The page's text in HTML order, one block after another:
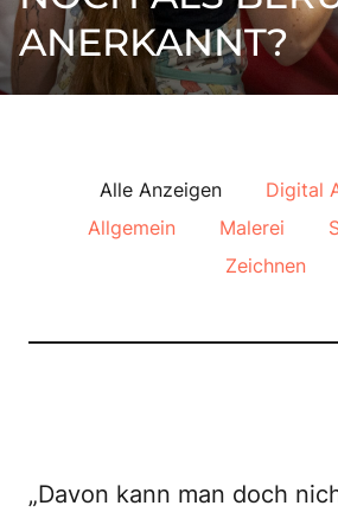
ANMELDUNG
GALERIE
KONTAKT
ANERKANNT?
Alle Anzeigen Digital
Allgemein
Malerei
Zeichnen
„Davon kann man doch